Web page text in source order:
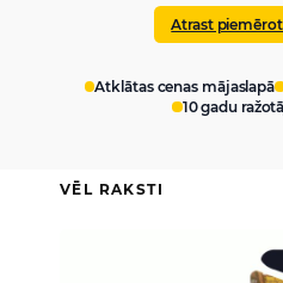
Atrast
Atklātas cenas mājaslapā
10 gadu
VĒL RAKSTI